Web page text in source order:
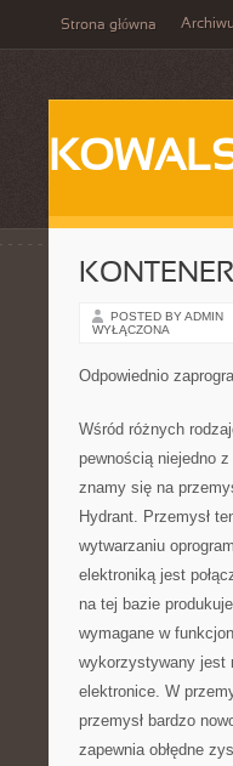
Strona główna
POSTED BY ADMIN
WYŁĄCZONA
Odpowiednio
Wśród różnych
pewnością niejedno
znamy się na
Hydrant. Przemysł
wytwarzaniu
elektroniką jest
na tej bazie
wymagane w
wykorzystywany jest
elektronice. W
przemysł bardzo
zapewnia obłędne